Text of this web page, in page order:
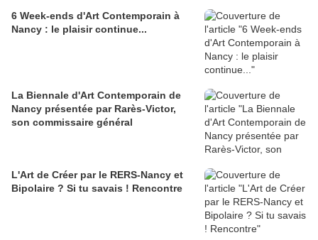
6 Week-ends d'Art Contemporain à
Nancy : le plaisir continue...
La Biennale d'Art Contemporain de
Nancy présentée par Rarès-Victor,
son commissaire général
L'Art de Créer par le RERS-Nancy et
Bipolaire ? Si tu savais ! Rencontre